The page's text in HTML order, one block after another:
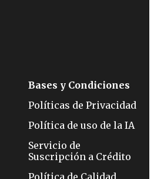
Bases y Condiciones
Políticas de Privacidad
Política de uso de la IA
Servicio de
Suscripción a Crédito